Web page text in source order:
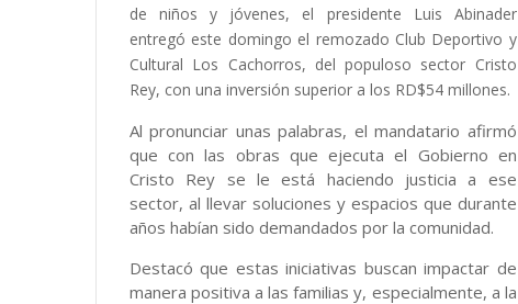
de niños y jóvenes, el presidente Luis Abinader
entregó este domingo el remozado Club Deportivo y
Cultural Los Cachorros, del populoso sector Cristo
Rey, con una inversión superior a los RD$54 millones.
Al pronunciar unas palabras, el mandatario afirmó
que con las obras que ejecuta el Gobierno en
Cristo Rey se le está haciendo justicia a ese
sector, al llevar soluciones y espacios que durante
años habían sido demandados por la comunidad.
Destacó que estas iniciativas buscan impactar de
manera positiva a las familias y, especialmente, a la